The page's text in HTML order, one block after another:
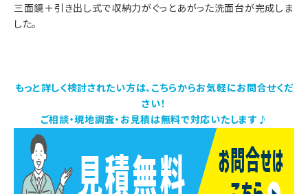
三面鏡＋引き出し式で収納力がぐっとあがった洗面台が完成しま
した。
もっと詳しく検討されたい方は、こちらからお気軽にお問合せくだ
さい！
ご相談・現地調査・お見積は無料で対応いたします♪